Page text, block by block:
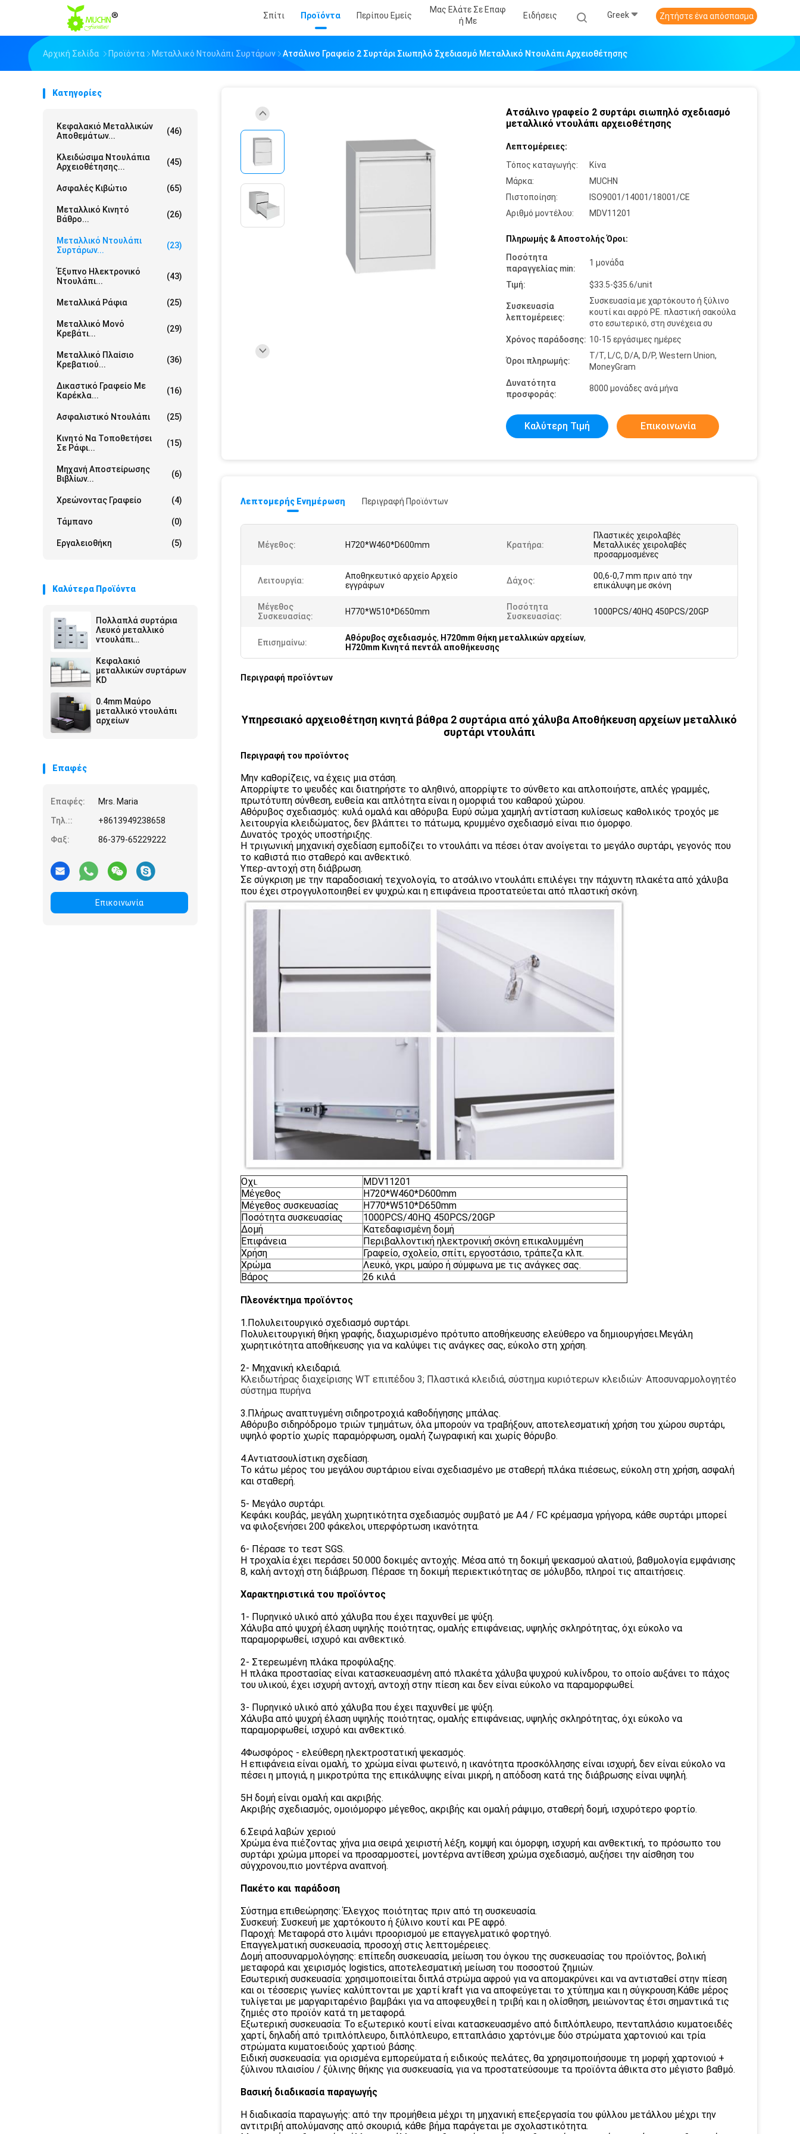
Σπίτι Προϊόντα Περίπου Εμείς
Μας Ελάτε Σε Επαφ
Ή Με
Ειδήσεις Greek Ζητήστε ένα απόσπασμα
Αρχική Σελίδα Προϊόντα Μεταλλικό Ντουλάπι Συρτάρων Ατσάλινο Γραφείο 2 Συρτάρι Σιωπηλό Σχεδιασμό Μεταλλικό Ντουλάπι Αρχειοθέτησης
Κατηγορίες
Κεφαλακιό Μεταλλικών
Αποθεμάτων...
(46)
Κλειδώσιμα Ντουλάπια
Αρχειοθέτησης...
(45)
Ασφαλές Κιβώτιο (65)
Μεταλλικό Κινητό
Βάθρο...
(26)
Μεταλλικό Ντουλάπι
Συρτάρων...
(23)
Έξυπνο Ηλεκτρονικό
Ντουλάπι...
(43)
Μεταλλικά Ράφια (25)
Μεταλλικό Μονό
Κρεβάτι...
(29)
Μεταλλικό Πλαίσιο
Κρεβατιού...
(36)
Δικαστικό Γραφείο Με
Καρέκλα...
(16)
Ασφαλιστικό Ντουλάπι (25)
Κινητό Να Τοποθετήσει
Σε Ράφι...
(15)
Μηχανή Αποστείρωσης
Βιβλίων...
(6)
Χρεώνοντας Γραφείο (4)
Τάμπανο (0)
Εργαλειοθήκη (5)
Καλύτερα Προϊόντα
Πολλαπλά συρτάρια
Λευκό μεταλλικό
ντουλάπι
Κεφαλακιό
μεταλλικών συρτάρων
KD
0.4mm Μαύρο
μεταλλικό ντουλάπι
αρχείων
Επαφές
Επαφές:
Mrs. Maria
Τηλ.::
+8613949238658
Φαξ:
86-379-65229222
Επικοινωνία
Ατσάλινο γραφείο 2 συρτάρι σιωπηλό σχεδιασμό
μεταλλικό ντουλάπι αρχειοθέτησης
Λεπτομέρειες:
Τόπος καταγωγής:
Κίνα
Μάρκα:
MUCHN
Πιστοποίηση:
ISO9001/14001/18001/CE
Αριθμό μοντέλου:
MDV11201
Πληρωμής & Αποστολής Όροι:
Ποσότητα
παραγγελίας min:
1 μονάδα
Τιμή: $33.5-$35.6/unit
Συσκευασία
λεπτομέρειες:
Συσκευασία με χαρτόκουτο ή ξύλινο
κουτί και αφρό PE. πλαστική σακούλα
στο εσωτερικό, στη συνέχεια συ
Χρόνος παράδοσης: 10-15 εργάσιμες ημέρες
Όροι πληρωμής:
T/T, L/C, D/A, D/P, Western Union,
MoneyGram
Δυνατότητα
προσφοράς:
8000 μονάδες ανά μήνα
Καλύτερη Τιμή Επικοινωνία
Λεπτομερής Ενημέρωση Περιγραφή Προϊόντων
Μέγεθος: H720*W460*D600mm Κρατήρα:
Πλαστικές χειρολαβές
Μεταλλικές χειρολαβές
προσαρμοσμένες
Λειτουργία:
Αποθηκευτικό αρχείο Αρχείο
εγγράφων
Δάχος:
00,6-0,7 mm πριν από την
επικάλυψη με σκόνη
Μέγεθος
Συσκευασίας:
H770*W510*D650mm
Ποσότητα
Συσκευασίας:
1000PCS/40HQ 450PCS/20GP
Επισημαίνω: Αθόρυβος σχεδιασμός, H720mm Θήκη μεταλλικών αρχείων,
H720mm Κινητά πεντάλ αποθήκευσης
Περιγραφή προϊόντων
Υπηρεσιακό αρχειοθέτηση κινητά βάθρα 2 συρτάρια από χάλυβα Αποθήκευση αρχείων μεταλλικό
συρτάρι ντουλάπι
Περιγραφή του προϊόντος
Μην καθορίζεις, να έχεις μια στάση.
Απορρίψτε το ψευδές και διατηρήστε το αληθινό, απορρίψτε το σύνθετο και απλοποιήστε, απλές γραμμές,
πρωτότυπη σύνθεση, ευθεία και απλότητα είναι η ομορφιά του καθαρού χώρου.
Αθόρυβος σχεδιασμός: κυλά ομαλά και αθόρυβα. Ευρύ σώμα χαμηλή αντίσταση κυλίσεως καθολικός τροχός με
λειτουργία κλειδώματος, δεν βλάπτει το πάτωμα, κρυμμένο σχεδιασμό είναι πιο όμορφο.
Δυνατός τροχός υποστήριξης.
Η τριγωνική μηχανική σχεδίαση εμποδίζει το ντουλάπι να πέσει όταν ανοίγεται το μεγάλο συρτάρι, γεγονός που
το καθιστά πιο σταθερό και ανθεκτικό.
Υπερ-αντοχή στη διάβρωση.
Σε σύγκριση με την παραδοσιακή τεχνολογία, το ατσάλινο ντουλάπι επιλέγει την πάχυντη πλακέτα από χάλυβα
που έχει στρογγυλοποιηθεί εν ψυχρώ.και η επιφάνεια προστατεύεται από πλαστική σκόνη.
Οχι.
MDV11201
Μέγεθος
H720*W460*D600mm
Μέγεθος συσκευασίας
H770*W510*D650mm
Ποσότητα συσκευασίας
1000PCS/40HQ 450PCS/20GP
Δομή
Κατεδαφισμένη δομή
Επιφάνεια
Περιβαλλοντική ηλεκτρονική σκόνη επικαλυμμένη
Χρήση
Γραφείο, σχολείο, σπίτι, εργοστάσιο, τράπεζα κλπ.
Χρώμα
Λευκό, γκρι, μαύρο ή σύμφωνα με τις ανάγκες σας.
Βάρος
26 κιλά
Πλεονέκτημα προϊόντος
1.Πολυλειτουργικό σχεδιασμό συρτάρι.
Πολυλειτουργική θήκη γραφής, διαχωρισμένο πρότυπο αποθήκευσης ελεύθερο να δημιουργήσει.Μεγάλη
χωρητικότητα αποθήκευσης για να καλύψει τις ανάγκες σας, εύκολο στη χρήση.
2- Μηχανική κλειδαριά.
Κλειδωτήρας διαχείρισης WT επιπέδου 3; Πλαστικά κλειδιά, σύστημα κυριότερων κλειδιών· Αποσυναρμολογητέο
σύστημα πυρήνα
3.Πλήρως αναπτυγμένη σιδηροτροχιά καθοδήγησης μπάλας.
Αθόρυβο σιδηρόδρομο τριών τμημάτων, όλα μπορούν να τραβήξουν, αποτελεσματική χρήση του χώρου συρτάρι,
υψηλό φορτίο χωρίς παραμόρφωση, ομαλή ζωγραφική και χωρίς θόρυβο.
4.Αντιατσουλίστικη σχεδίαση.
Το κάτω μέρος του μεγάλου συρτάριου είναι σχεδιασμένο με σταθερή πλάκα πιέσεως, εύκολη στη χρήση, ασφαλή
και σταθερή.
5- Μεγάλο συρτάρι.
Κεφάκι κουβάς, μεγάλη χωρητικότητα σχεδιασμός συμβατό με A4 / FC κρέμασμα γρήγορα, κάθε συρτάρι μπορεί
να φιλοξενήσει 200 φάκελοι, υπερφόρτωση ικανότητα.
6- Πέρασε το τεστ SGS.
Η τροχαλία έχει περάσει 50.000 δοκιμές αντοχής. Μέσα από τη δοκιμή ψεκασμού αλατιού, βαθμολογία εμφάνισης
8, καλή αντοχή στη διάβρωση. Πέρασε τη δοκιμή περιεκτικότητας σε μόλυβδο, πληροί τις απαιτήσεις.
Χαρακτηριστικά του προϊόντος
1- Πυρηνικό υλικό από χάλυβα που έχει παχυνθεί με ψύξη.
Χάλυβα από ψυχρή έλαση υψηλής ποιότητας, ομαλής επιφάνειας, υψηλής σκληρότητας, όχι εύκολο να
παραμορφωθεί, ισχυρό και ανθεκτικό.
2- Στερεωμένη πλάκα προφύλαξης.
Η πλάκα προστασίας είναι κατασκευασμένη από πλακέτα χάλυβα ψυχρού κυλίνδρου, το οποίο αυξάνει το πάχος
του υλικού, έχει ισχυρή αντοχή, αντοχή στην πίεση και δεν είναι εύκολο να παραμορφωθεί.
3- Πυρηνικό υλικό από χάλυβα που έχει παχυνθεί με ψύξη.
Χάλυβα από ψυχρή έλαση υψηλής ποιότητας, ομαλής επιφάνειας, υψηλής σκληρότητας, όχι εύκολο να
παραμορφωθεί, ισχυρό και ανθεκτικό.
4Φωσφόρος - ελεύθερη ηλεκτροστατική ψεκασμός.
Η επιφάνεια είναι ομαλή, το χρώμα είναι φωτεινό, η ικανότητα προσκόλλησης είναι ισχυρή, δεν είναι εύκολο να
πέσει η μπογιά, η μικροτρύπα της επικάλυψης είναι μικρή, η απόδοση κατά της διάβρωσης είναι υψηλή.
5Η δομή είναι ομαλή και ακριβής.
Ακριβής σχεδιασμός, ομοιόμορφο μέγεθος, ακριβής και ομαλή ράψιμο, σταθερή δομή, ισχυρότερο φορτίο.
6.Σειρά λαβών χεριού
Χρώμα ένα πιέζοντας χήνα μια σειρά χειριστή λέξη, κομψή και όμορφη, ισχυρή και ανθεκτική, το πρόσωπο του
συρτάρι χρώμα μπορεί να προσαρμοστεί, μοντέρνα αντίθεση χρώμα σχεδιασμό, αυξήσει την αίσθηση του
σύγχρονου,πιο μοντέρνα αναπνοή.
Πακέτο και παράδοση
Σύστημα επιθεώρησης: Έλεγχος ποιότητας πριν από τη συσκευασία.
Συσκευή: Συσκευή με χαρτόκουτο ή ξύλινο κουτί και PE αφρό.
Παροχή: Μεταφορά στο λιμάνι προορισμού με επαγγελματικό φορτηγό.
Επαγγελματική συσκευασία, προσοχή στις λεπτομέρειες.
Δομή αποσυναρμολόγησης: επίπεδη συσκευασία, μείωση του όγκου της συσκευασίας του προϊόντος, βολική
μεταφορά και χειρισμός logistics, αποτελεσματική μείωση του ποσοστού ζημιών.
Εσωτερική συσκευασία: χρησιμοποιείται διπλά στρώμα αφρού για να απομακρύνει και να αντισταθεί στην πίεση
και οι τέσσερις γωνίες καλύπτονται με χαρτί kraft για να αποφεύγεται το χτύπημα και η σύγκρουση.Κάθε μέρος
τυλίγεται με μαργαριταρένιο βαμβάκι για να αποφευχθεί η τριβή και η ολίσθηση, μειώνοντας έτσι σημαντικά τις
ζημιές στο προϊόν κατά τη μεταφορά.
Εξωτερική συσκευασία: Το εξωτερικό κουτί είναι κατασκευασμένο από διπλόπλευρο, πενταπλάσιο κυματοειδές
χαρτί, δηλαδή από τριπλόπλευρο, διπλόπλευρο, επταπλάσιο χαρτόνι,με δύο στρώματα χαρτονιού και τρία
στρώματα κυματοειδούς χαρτιού βάσης.
Ειδική συσκευασία: για ορισμένα εμπορεύματα ή ειδικούς πελάτες, θα χρησιμοποιήσουμε τη μορφή χαρτονιού +
ξύλινου πλαισίου / ξύλινης θήκης για συσκευασία, για να προστατεύσουμε τα προϊόντα άθικτα στο μέγιστο βαθμό.
Βασική διαδικασία παραγωγής
Η διαδικασία παραγωγής: από την προμήθεια μέχρι τη μηχανική επεξεργασία του φύλλου μετάλλου μέχρι την
αντιτριβή απολύμανσης από σκουριά, κάθε βήμα παράγεται με σχολαστικότητα.